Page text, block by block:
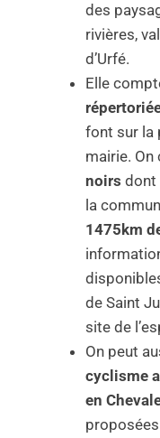
des
rivières,
d’Urfé.
Elle
font sur la
mairie.
noirs dont
la
1475km
de Saint
site de
On peut
cyclisme
en